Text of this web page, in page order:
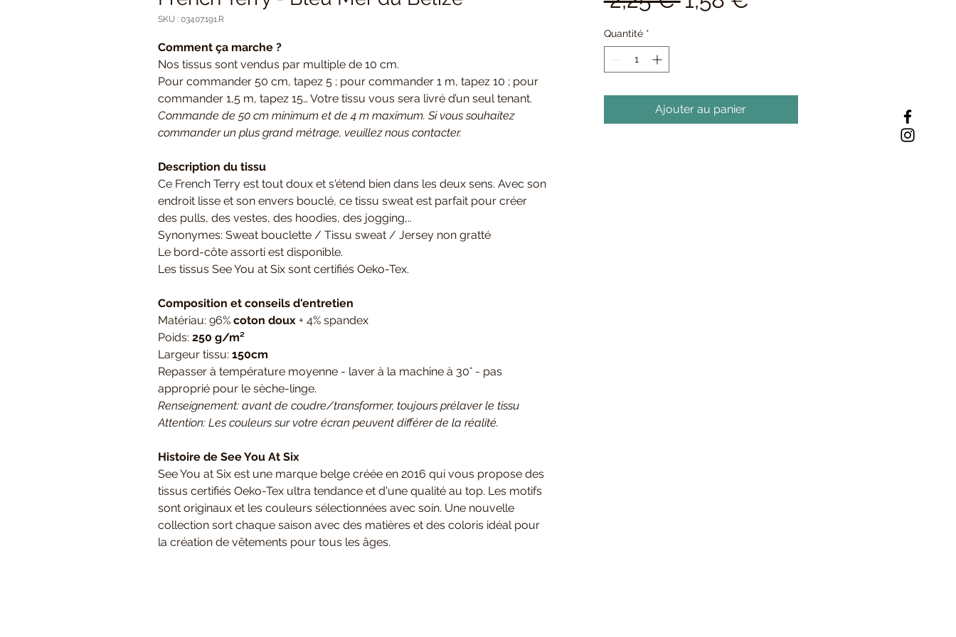
SKU : 03407.191.R
Comment ça marche ?
Nos tissus sont vendus par multiple de 10 cm.
Pour commander 50 cm, tapez 5 ; pour commander 1 m, tapez 10 ; pour
commander 1,5 m, tapez 15… Votre tissu vous sera livré d’un seul tenant.
Commande de 50 cm minimum et de 4 m maximum. Si vous souhaitez
commander un plus grand métrage, veuillez nous contacter.
Description du tissu
Ce French Terry est tout doux et s'étend bien dans les deux sens. Avec son
endroit lisse et son envers bouclé, ce tissu sweat est parfait pour créer
des pulls, des vestes, des hoodies, des jogging,..
Synonymes: Sweat bouclette / Tissu sweat / Jersey non gratté
Le bord-côte assorti est disponible.
Les tissus See You at Six sont certifiés Oeko-Tex.
Composition et conseils d'entretien
Matériau: 96% coton doux + 4% spandex
Poids: 250 g/m²
Largeur tissu: 150cm
Repasser à température moyenne - laver à la machine à 30° - pas
approprié pour le sèche-linge.
Renseignement: avant de coudre/transformer, toujours prélaver le tissu
Attention: Les couleurs sur votre écran peuvent différer de la réalité.
Histoire de See You At Six
See You at Six est une marque belge créée en 2016 qui vous propose des
tissus certifiés Oeko-Tex ultra tendance et d'une qualité au top. Les motifs
sont originaux et les couleurs sélectionnées avec soin. Une nouvelle
collection sort chaque saison avec des matières et des coloris idéal pour
la création de vêtements pour tous les âges.
Quantité *
Ajouter au panier